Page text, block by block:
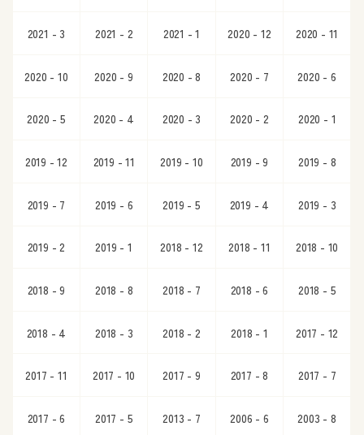
2021 - 3 2021 - 2 2021 - 1 2020 - 12 2020 - 11
2020 - 10 2020 - 9 2020 - 8 2020 - 7 2020 - 6
2020 - 5 2020 - 4 2020 - 3 2020 - 2 2020 - 1
2019 - 12 2019 - 11 2019 - 10 2019 - 9 2019 - 8
2019 - 7 2019 - 6 2019 - 5 2019 - 4 2019 - 3
2019 - 2 2019 - 1 2018 - 12 2018 - 11 2018 - 10
2018 - 9 2018 - 8 2018 - 7 2018 - 6 2018 - 5
2018 - 4 2018 - 3 2018 - 2 2018 - 1 2017 - 12
2017 - 11 2017 - 10 2017 - 9 2017 - 8 2017 - 7
2017 - 6 2017 - 5 2013 - 7 2006 - 6 2003 - 8